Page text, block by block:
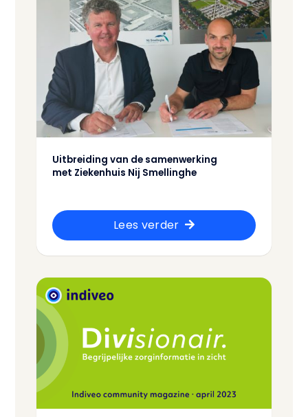
Uitbreiding van de samenwerking
met Ziekenhuis Nij Smellinghe
Lees verder